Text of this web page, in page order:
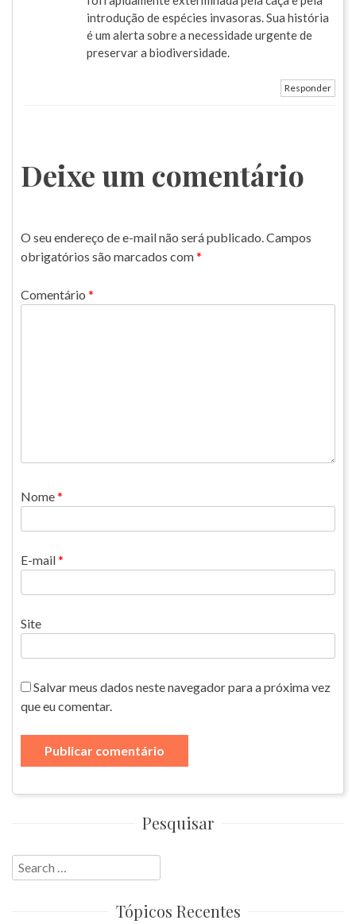
introdução de espécies invasoras. Sua história
é um alerta sobre a necessidade urgente de
preservar a biodiversidade.
Responder
Deixe um comentário
O seu endereço de e-mail não será publicado.Campos
obrigatórios são marcados com*
Comentário *
Nome*
E-mail*
Site
Salvar meus dados neste navegador para a próxima vez
que eu comentar.
Pesquisar
Search
for:
Tópicos Recentes